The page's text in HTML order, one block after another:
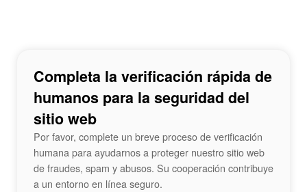
Completa la verificación rápida de
humanos para la seguridad del
sitio web
Por favor, complete un breve proceso de verificación
humana para ayudarnos a proteger nuestro sitio web
de fraudes, spam y abusos. Su cooperación contribuye
a un entorno en línea seguro.